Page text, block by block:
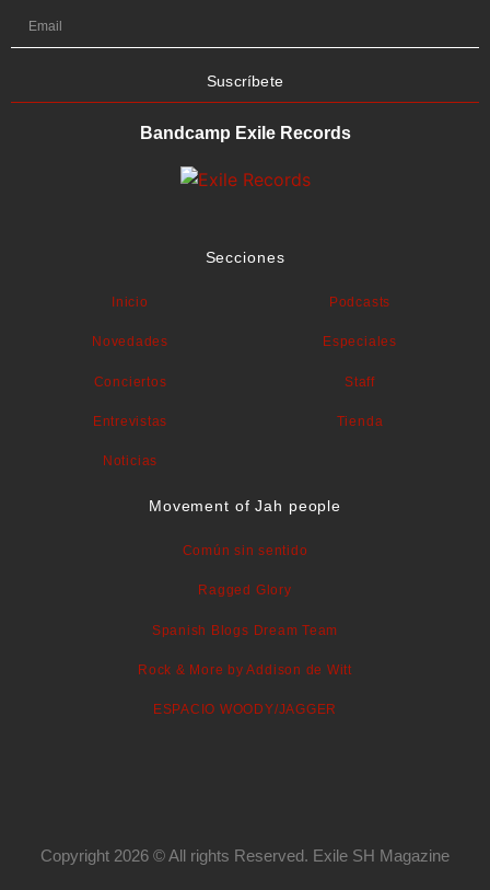
Suscríbete
Bandcamp Exile Records
Secciones
Inicio
Novedades
Conciertos
Entrevistas
Noticias
Podcasts
Especiales
Staff
Tienda
Movement of Jah people
Común sin sentido
Ragged Glory
Spanish Blogs Dream Team
Rock & More by Addison de Witt
ESPACIO WOODY/JAGGER
Copyright 2026 © All rights Reserved. Exile SH Magazine